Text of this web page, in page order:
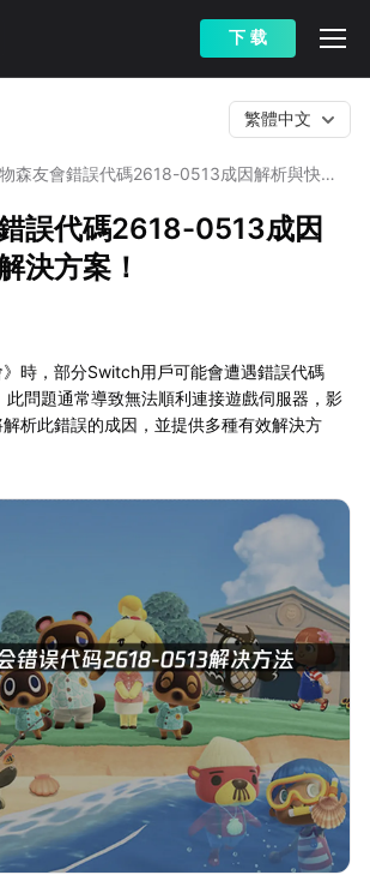
下 载
森友會錯誤代碼2618-0513成因解析與快速
繁體中文
誤代碼2618-0513成因
決方案！
時，部分Switch用戶可能會遭遇錯誤代碼
問題通常導致無法順利連接遊戲伺服器，影
析此錯誤的成因，並提供多種有效解決方